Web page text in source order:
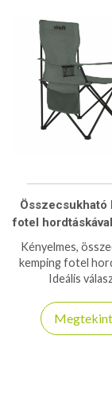
szellőzést nyújt.
kialakítás, könnyű
hordtáskával
strandhoz,
piknikhez. Ha
szeretnél
körülmények
válaszd!
Összecsukható
fotel
Kényelmes,
kemping fotel
Ideális